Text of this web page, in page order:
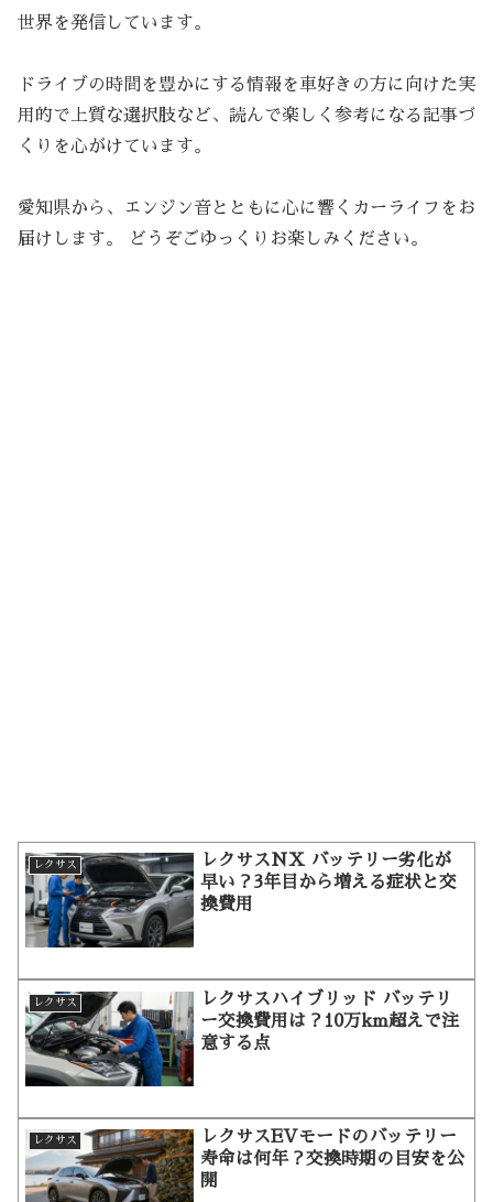
世界を発信しています。
ドライブの時間を豊かにする情報を車好きの方に向けた実
用的で上質な選択肢など、読んで楽しく参考になる記事づ
くりを心がけています。
愛知県から、エンジン音とともに心に響くカーライフをお
届けします。 どうぞごゆっくりお楽しみください。
レクサス
レクサスNX バッテリー劣化が
早い？3年目から増える症状と交
換費用
レクサス
レクサスハイブリッド バッテリ
ー交換費用は？10万km超えで注
意する点
レクサス
レクサスEVモードのバッテリー
寿命は何年？交換時期の目安を公
開